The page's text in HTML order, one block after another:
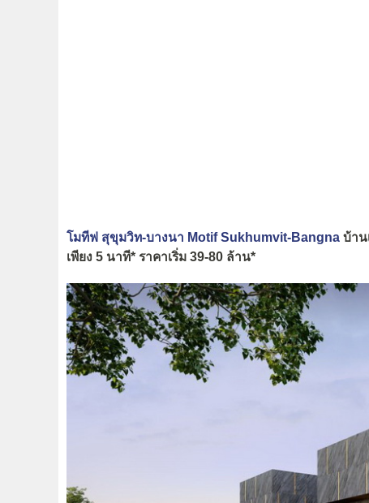
โมทีฟ สุขุมวิท-บางนา Motif Sukhumvit-Bangna บ้าน
เพียง 5 นาที* ราคาเริ่ม 39-80 ล้าน*